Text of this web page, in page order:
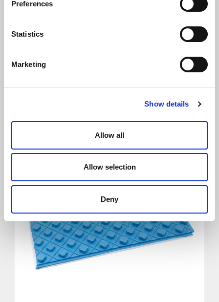
Preferences
Statistics
Marketing
Show details
Allow all
Allow selection
Deny
Pannello isolante Standard Combi Floor con